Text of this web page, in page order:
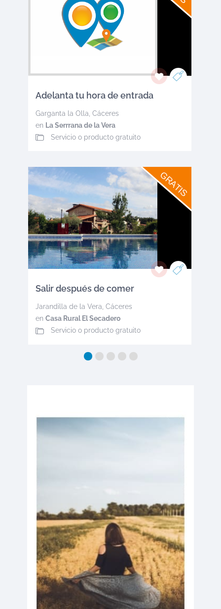
Adelanta tu hora de entrada
Garganta la Olla Cáceres
en La Serrrana de la Vera
Servicio o producto gratuito
GRATIS
Salir después de comer
Jarandilla de la Vera, Cáceres
en Casa Rural El Secadero
Servicio o producto gratuito